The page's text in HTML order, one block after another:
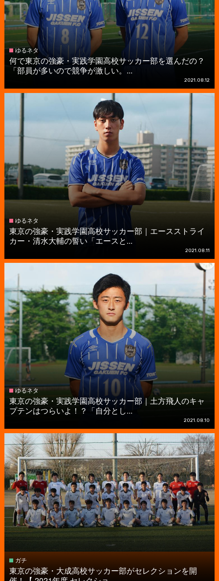
ゆるネタ
何で東京の強豪・実践学園高校サッカー部を選んだの？
「部員が多いので競争が激しい。...
2021.08.12
ゆるネタ
東京の強豪・実践学園高校サッカー部｜エースストライ
カー・清水大輔の誓い「エースと...
2021.08.11
ゆるネタ
東京の強豪・実践学園高校サッカー部｜土方飛人のキャ
プテンはつらいよ！？「自分とし...
2021.08.10
ガチ
東京の強豪・大成高校サッカー部がセレクションを開